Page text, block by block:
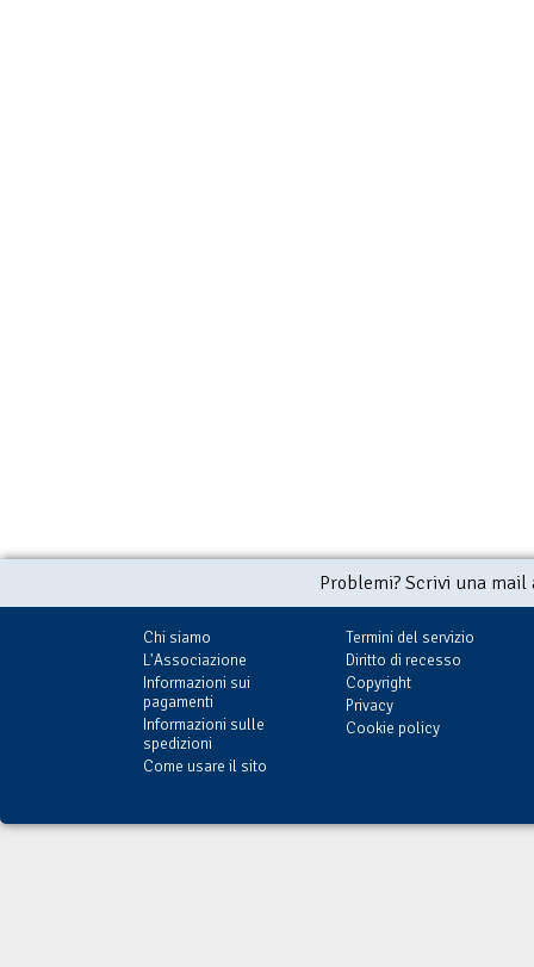
Problemi? Scrivi una
Chi siamo
L'Associazione
Informazioni sui
pagamenti
Informazioni sulle
spedizioni
Come usare il sito
Termini del servizio
Diritto di recesso
Copyright
Privacy
Cookie policy